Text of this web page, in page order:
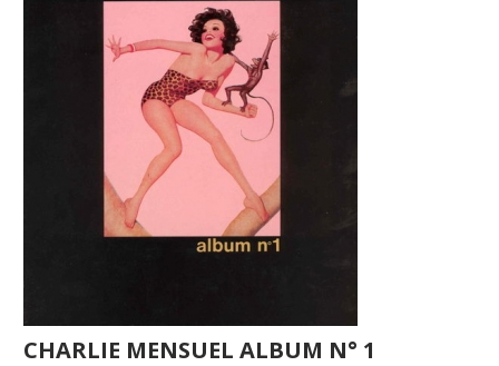
CHARLIE MENSUEL ALBUM N° 1